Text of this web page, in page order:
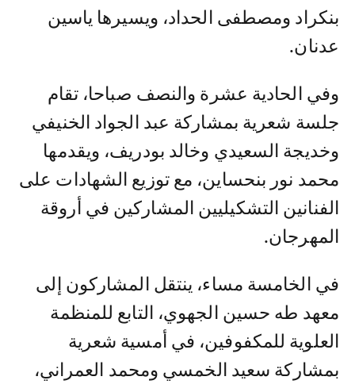
بنكراد ومصطفى الحداد، ويسيرها ياسين
عدنان.
وفي الحادية عشرة والنصف صباحا، تقام
جلسة شعرية بمشاركة عبد الجواد الخنيفي
وخديجة السعيدي وخالد بودريف، ويقدمها
محمد نور بنحساين، مع توزيع الشهادات على
الفنانين التشكيليين المشاركين في أروقة
المهرجان.
في الخامسة مساء، ينتقل المشاركون إلى
معهد طه حسين الجهوي، التابع للمنظمة
العلوية للمكفوفين، في أمسية شعرية
بمشاركة سعيد الخمسي ومحمد العمراني،